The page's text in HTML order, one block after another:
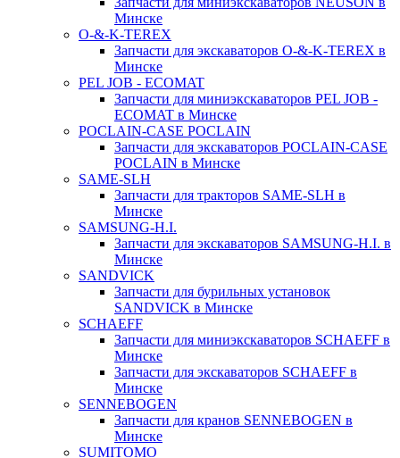
Минске
O-&-K-TEREX
Запчасти для экскаваторов O-&-K-TEREX в
Минске
PEL JOB - ECOMAT
Запчасти для миниэкскаваторов PEL JOB -
ECOMAT в Минске
POCLAIN-CASE POCLAIN
Запчасти для экскаваторов POCLAIN-CASE
POCLAIN в Минске
SAME-SLH
Запчасти для тракторов SAME-SLH в
Минске
SAMSUNG-H.I.
Запчасти для экскаваторов SAMSUNG-H.I. в
Минске
SANDVICK
Запчасти для бурильных установок
SANDVICK в Минске
SCHAEFF
Запчасти для миниэкскаваторов SCHAEFF в
Минске
Запчасти для экскаваторов SCHAEFF в
Минске
SENNEBOGEN
Запчасти для кранов SENNEBOGEN в
Минске
SUMITOMO